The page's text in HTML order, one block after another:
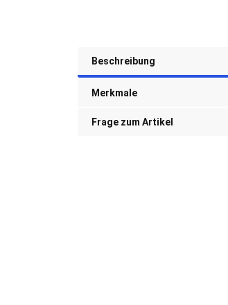
Beschreibung
Merkmale
Frage zum Artikel